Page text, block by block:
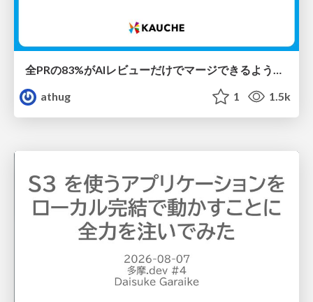
全PRの83%がAIレビューだけでマージできるようになった開発組織はその後どうなったか
athug
1 1.5k